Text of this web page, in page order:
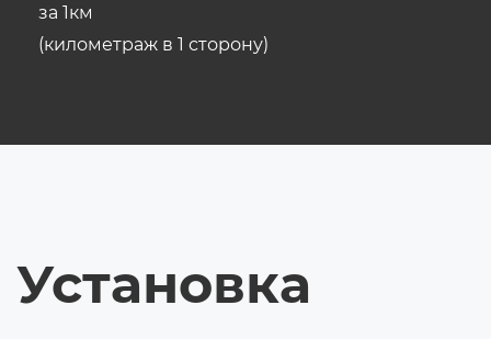
за 1км
(километраж в 1 сторону)
Установка